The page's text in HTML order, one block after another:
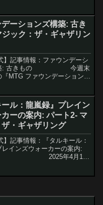
カードも登場します。こ...
ーションズ構築: 古き
ジック：ザ・ギャザリン
】記事情報：ファウンデーシ
築: 古きもの 今週末
『MTG ファウンデーション
の歴史に残る...
ール：龍嵐録』プレイン
カーの案内: パート2- マ
・ギャザリング
】記事情報：『タルキール：
レインズウォーカーの案内:
2 2025年4月11